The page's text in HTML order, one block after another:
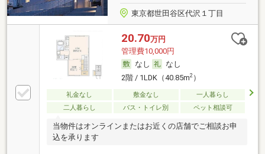
東京都世田谷区代沢１丁目
20.70万円
管理費10,000円
なし
なし
2階 / 1LDK（40.85m2）
礼金なし 敷金なし
一人暮らし
二人暮らし
バス・トイレ別 ペット相談可
当物件はオンラインまたはお近くの店舗でご相談お申
込を承ります